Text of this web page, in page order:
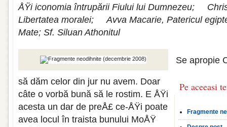
ÅŸi iconomia întrupării Fiului lui Dumnezeu;
Libertatea moralei;
Avva Macarie, Patericul
Mate; Sf. Siluan Athonitul
Pe aceeasi
Fragmente
Se apropie
să dăm celor din jur nu avem. Doar
câte o vorbă bună să le rostim. E ÅŸi
acesta un dar de preÅ£ ce-ÅŸi poate
avea locul în traista bunului MoÅŸ